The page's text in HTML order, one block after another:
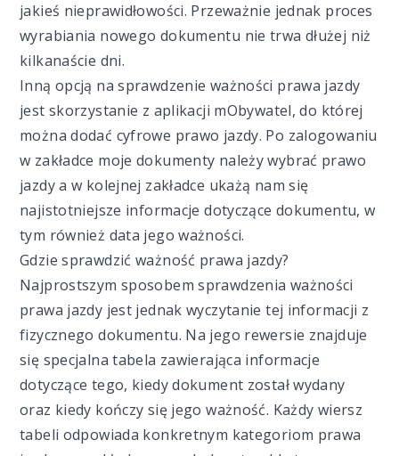
jakieś nieprawidłowości. Przeważnie jednak proces
wyrabiania nowego dokumentu nie trwa dłużej niż
kilkanaście dni.
Inną opcją na sprawdzenie ważności prawa jazdy
jest skorzystanie z aplikacji mObywatel, do której
można dodać cyfrowe prawo jazdy. Po zalogowaniu
w zakładce moje dokumenty należy wybrać prawo
jazdy a w kolejnej zakładce ukażą nam się
najistotniejsze informacje dotyczące dokumentu, w
tym również data jego ważności.
Gdzie sprawdzić ważność prawa jazdy?
Najprostszym sposobem sprawdzenia ważności
prawa jazdy jest jednak wyczytanie tej informacji z
fizycznego dokumentu. Na jego rewersie znajduje
się specjalna tabela zawierająca informacje
dotyczące tego, kiedy dokument został wydany
oraz kiedy kończy się jego ważność. Każdy wiersz
tabeli odpowiada konkretnym kategoriom prawa